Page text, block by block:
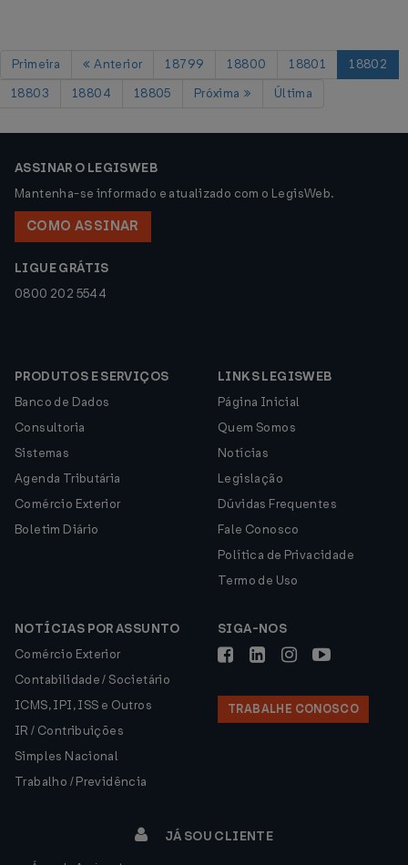
Primeira Anterior 18799 18800 18801
18802
18803
18804 18805 Próxima Última
ASSINAR O LEGISWEB
Mantenha-se informado e atualizado com o LegisWeb.
COMO ASSINAR
LIGUE GRÁTIS
0800 202 5544
PRODUTOS E SERVIÇOS
Banco de Dados
Consultoria
Sistemas
Agenda Tributária
Comércio Exterior
Boletim Diário
LINKS LEGISWEB
Página Inicial
Quem Somos
Notícias
Legislação
Dúvidas Frequentes
Fale Conosco
Política de Privacidade
Termo de Uso
NOTÍCIAS POR ASSUNTO
Comércio Exterior
Contabilidade / Societário
ICMS, IPI, ISS e Outros
IR / Contribuições
Simples Nacional
Trabalho / Previdência
SIGA-NOS
TRABALHE CONOSCO
JÁ SOU CLIENTE